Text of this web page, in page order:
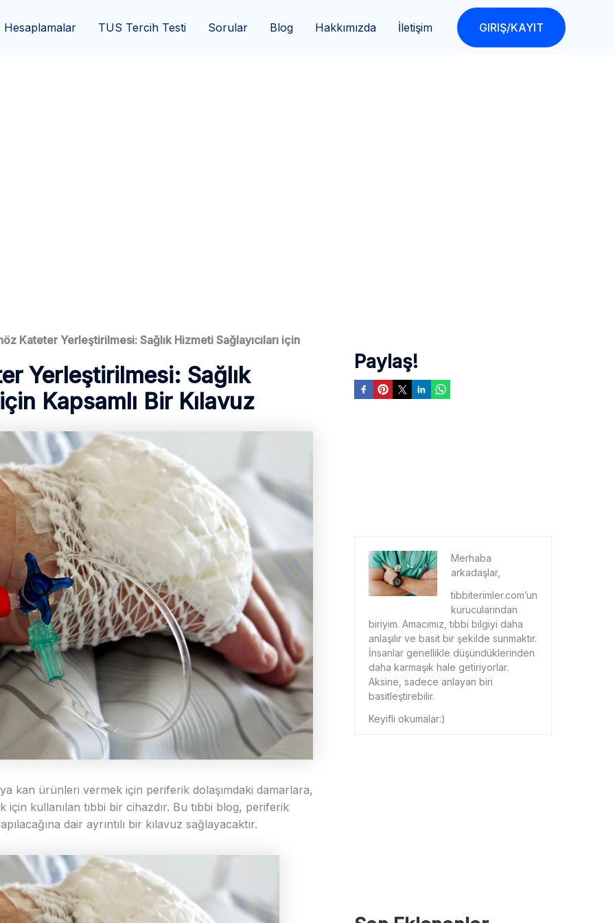
Hesaplamalar TUS Tercih Testi Sorular Blog Hakkımızda İletişim GIRIŞ/KAYIT
Kateter Yerleştirilmesi: Sağlık Hizmeti Sağlayıcıları için
Yerleştirilmesi: Sağlık
Kapsamlı Bir Kılavuz
kan ürünleri vermek için periferik dolaşımdaki damarlara,
kullanılan tıbbi bir cihazdır. Bu tıbbi blog, periferik
dair ayrıntılı bir kılavuz sağlayacaktır.
Paylaş!
Merhaba
arkadaşlar,
tibbiterimler.com’un
kurucularından
biriyim. Amacımız, tıbbi bilgiyi daha
anlaşılır ve basit bir şekilde sunmaktır.
İnsanlar genellikle düşündüklerinden
daha karmaşık hale getiriyorlar.
Aksine, sadece anlayan biri
basitleştirebilir.
Keyifli okumalar:)